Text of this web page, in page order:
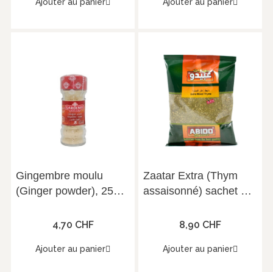
Gingembre moulu
(Ginger powder), 25g
4,70 CHF
Ajouter au panier
Zaatar Extra (Thym
assaisonné) sachet de
8,90 CHF
Ajouter au panier